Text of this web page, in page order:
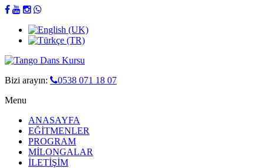
Bizi arayın: 0538 071 18 07
Menu
ANASAYFA
EĞİTMENLER
PROGRAM
MİLONGALAR
İLETİŞİM